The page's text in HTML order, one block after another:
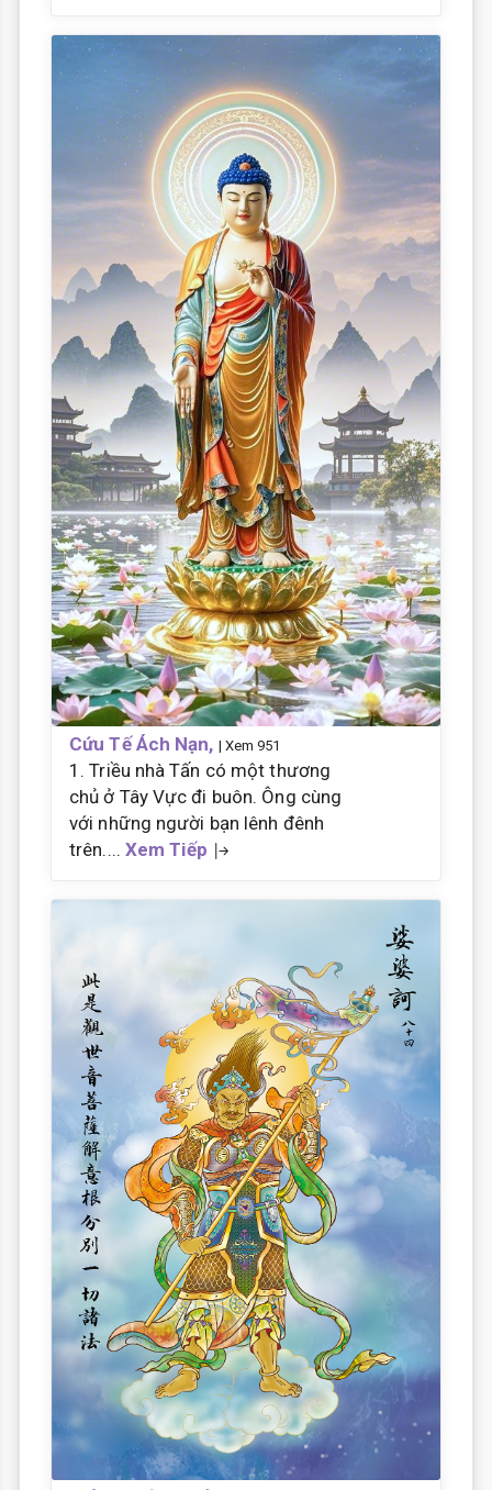
Cứu Tế Ách Nạn, | Xem 951
1. Triều nhà Tấn có một thương
chủ ở Tây Vực đi buôn. Ông cùng
với những người bạn lênh đênh
trên.... Xem Tiếp